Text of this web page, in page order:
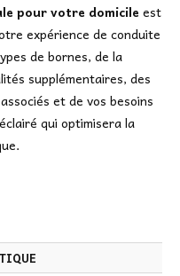
pour votre domicile est
expérience de conduite
de bornes, de la
supplémentaires, des
et de vos besoins
qui optimisera la